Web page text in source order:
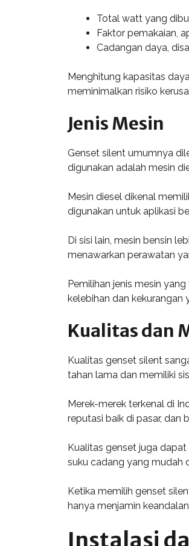
Total watt yang
Faktor pemakaian,
Cadangan daya,
Menghitung kapasitas
meminimalkan risiko
Jenis Mesin
Genset silent umumnya
digunakan adalah mesin
Mesin diesel dikenal
digunakan untuk aplikasi
Di sisi lain, mesin bensin
menawarkan perawatan
Pemilihan jenis mesin
kelebihan dan kekurangan
Kualitas dan
Kualitas genset silent
tahan lama dan memiliki
Merek-merek terkenal di
reputasi baik di pasar, dan
Kualitas genset juga
suku cadang yang mudah
Ketika memilih genset
hanya menjamin
Instalasi